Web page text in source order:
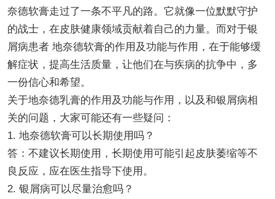
奈德软膏走过了一条不平凡的路。它就像一位默默守护
的战士，在皮肤健康领域贡献着自己的力量。而对于银
屑病患者 地奈德软膏的作用及功能与作用，在于能够缓
解症状，提高生活质量，让他们在与疾病的抗争中，多
一份信心和希望。
关于地奈德乳膏的作用及功能与作用，以及和银屑病相
关的问题，大家可能还有一些疑问：
1. 地奈德软膏可以长期使用吗？
答：不建议长期使用，长期使用可能引起皮肤萎缩等不
良反应，应在医生指导下使用。
2. 银屑病可以尽量治愈吗？